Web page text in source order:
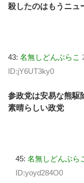
殺したのはもうニュ
43: 名無しどんぶらこ
ID:jY6UT3ky0
参政党は安易な熊駆
素晴らしい政党
45: 名無しどんぶら
ID:yoyd284O0